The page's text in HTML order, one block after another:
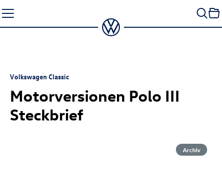
Seiteninhalt
springen
Volkswagen Classic
Motorversionen Polo III
Steckbrief
Archiv